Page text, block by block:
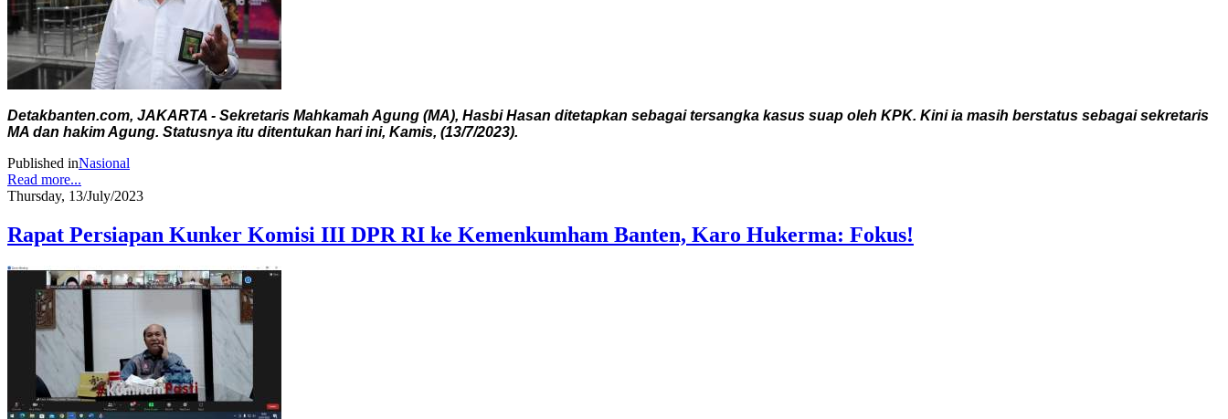
Detakbanten.com, JAKARTA - Sekretaris Mahkamah Agung (MA), Hasbi Hasan ditetapkan sebagai tersangka kasus suap oleh KPK. Kini ia masih berstatus sebagai sekretaris
MA dan hakim Agung. Statusnya itu ditentukan hari ini, Kamis, (13/7/2023).
Published inNasional
Read more...
Thursday, 13/July/2023
Rapat Persiapan Kunker Komisi III DPR RI ke Kemenkumham Banten, Karo Hukerma: Fokus!